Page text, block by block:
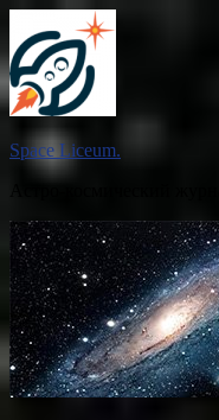
содержимому
Space Liceum.